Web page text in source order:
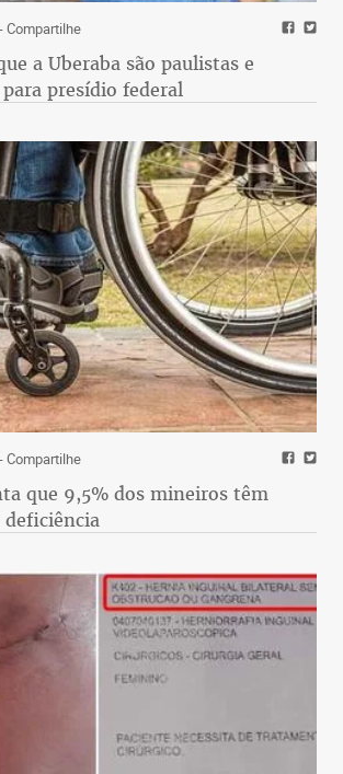
- Compartilhe
a Uberaba são paulistas e
presídio federal
- Compartilhe
que 9,5% dos mineiros têm